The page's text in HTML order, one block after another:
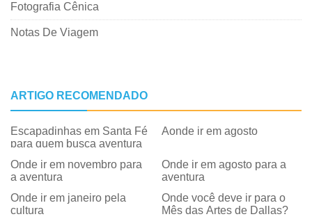
Fotografia Cênica
Notas De Viagem
ARTIGO RECOMENDADO
Escapadinhas em Santa Fé
para quem busca aventura
Aonde ir em agosto
Onde ir em novembro para
a aventura
Onde ir em agosto para a
aventura
Onde ir em janeiro pela
cultura
Onde você deve ir para o
Mês das Artes de Dallas?